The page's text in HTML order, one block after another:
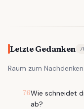
Letzte Gedanken
Raum zum
76Wie schneidet
ab?